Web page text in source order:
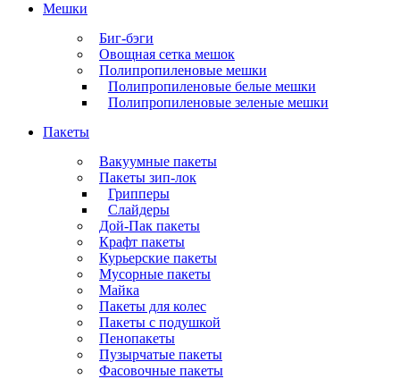
Мешки
Биг-бэги
Овощная сетка мешок
Полипропиленовые мешки
Полипропиленовые белые мешки
Полипропиленовые зеленые мешки
Пакеты
Вакуумные пакеты
Пакеты зип-лок
Грипперы
Слайдеры
Дой-Пак пакеты
Крафт пакеты
Курьерские пакеты
Мусорные пакеты
Майка
Пакеты для колес
Пакеты с подушкой
Пенопакеты
Пузырчатые пакеты
Фасовочные пакеты